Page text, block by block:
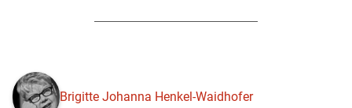
Brigitte Johanna Henkel-Waidhofer